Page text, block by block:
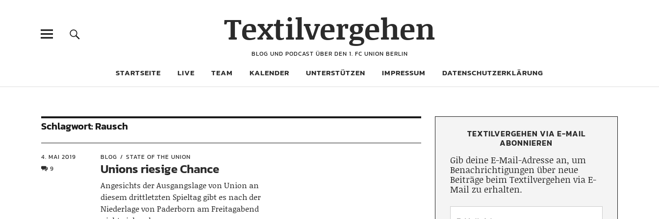
Textilvergehen
BLOG UND PODCAST ÜBER DEN 1. FC UNION BERLIN
STARTSEITE LIVE TEAM KALENDER UNTERSTÜTZEN IMPRESSUM DATENSCHUTZERKLÄRUNG
Schlagwort:Rausch
4. MAI 2019
9
BLOG STATE OF THE UNION
Unions riesige Chance
Angesichts der Ausgangslage von Union an
diesem drittletzten Spieltag gibt es nach der
Niederlage von Paderborn am Freitagabend
TEXTILVERGEHEN VIA E-MAIL
ABONNIEREN
Gib deine E-Mail-Adresse an, um
Benachrichtigungen über neue
Beiträge beim Textilvergehen via E-
Mail zu erhalten.